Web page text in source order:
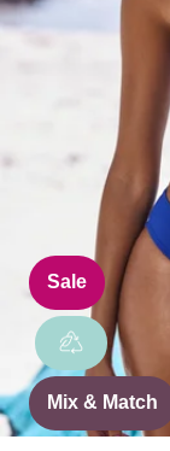
Sale
Mix & Match